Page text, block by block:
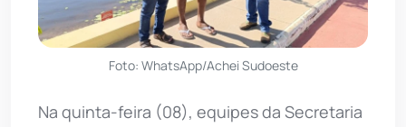
Foto: WhatsApp/Achei Sudoeste
Na quinta-feira (08), equipes da Secretaria